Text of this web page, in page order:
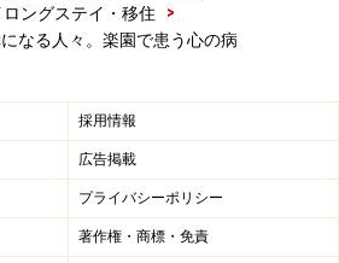
ングステイ・移住
>
なる人々。楽園で患う心の病
採用情報
広告掲載
プライバシーポリシー
著作権・商標・免責